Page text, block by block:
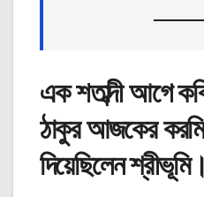
এক শতাব্দী আগে
ঠাকুর আজকের
দিয়েছিলেন শ্রীভূমি।